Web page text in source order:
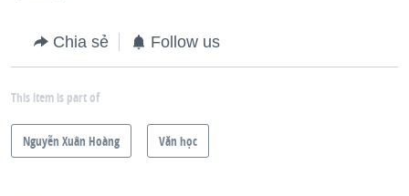
Chia sẻ Follow us
This item is part of
Nguyễn Xuân Hoàng Văn học